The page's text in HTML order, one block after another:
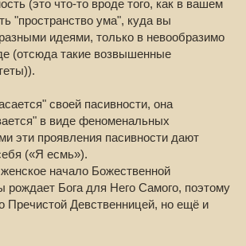
(это что-то вроде того, как в вашем
"пространство ума", куда вы
идеями, только в невообразимо
(отсюда такие возвышенные
своей пасивности, она
в виде феноменальных
эти проявления пасивности дают
(«Я есмь»).
начало Божественной
рождает Бога для Него Самого, поэтому
Пречистой Девственницей, но ещё и